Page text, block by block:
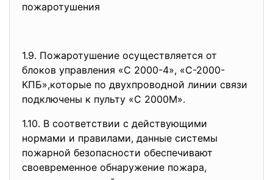
пожаротушения
1.9. Пожаротушение осуществляется от
блоков управления «С 2000-4», «С-2000-
КПБ»,которые по двухпроводной линии связи
подключены к пульту «С 2000М».
1.10. В соответствии с действующими
нормами и правилами, данные системы
пожарной безопасности обеспечивают
своевременное обнаружение пожара,